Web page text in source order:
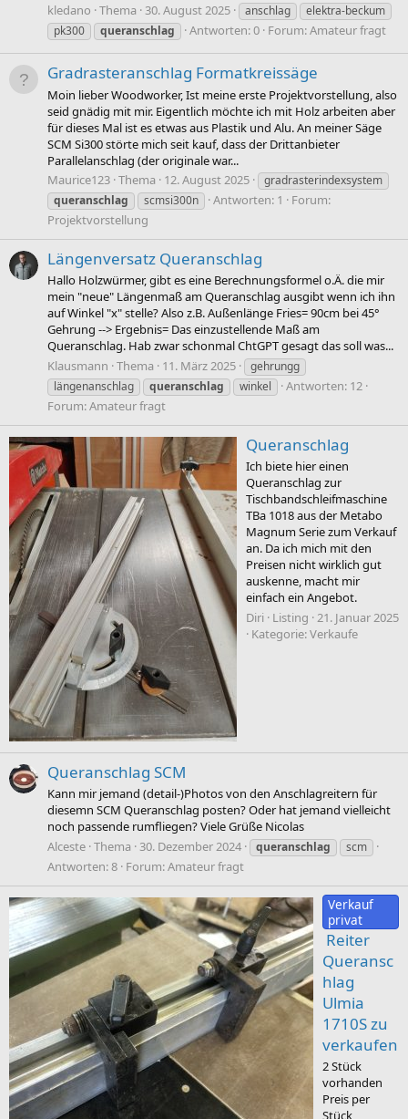
kledano Thema 30. August 2025 anschlag
elektra-beckum
pk300
queranschlag Antworten: 0 Forum:Amateur fragt
Gradrasteranschlag Formatkreissäge
Moin lieber Woodworker, Ist meine erste Projektvorstellung, also
seid gnädig mit mir. Eigentlich möchte ich mit Holz arbeiten aber
für dieses Mal ist es etwas aus Plastik und Alu. An meiner Säge
SCM Si300 störte mich seit kauf, dass der Drittanbieter
Parallelanschlag (der originale war...
Maurice123 Thema 12. August 2025
gradrasterindexsystem
queranschlag
scmsi300n Antworten: 1
Forum:
Projektvorstellung
Längenversatz Queranschlag
Hallo Holzwürmer, gibt es eine Berechnungsformel o.Ä. die mir
mein "neue" Längenmaß am Queranschlag ausgibt wenn ich ihn
auf Winkel "x" stelle? Also z.B. Außenlänge Fries= 90cm bei 45°
Gehrung --> Ergebnis= Das einzustellende Maß am
Queranschlag. Hab zwar schonmal ChtGPT gesagt das soll was...
Klausmann Thema 11. März 2025
gehrungg
längenanschlag
queranschlag winkel
Antworten: 12
Forum:Amateur fragt
Queranschlag
Ich biete hier einen
Queranschlag zur
Tischbandschleifmaschine
TBa 1018 aus der Metabo
Magnum Serie zum Verkauf
an. Da ich mich mit den
Preisen nicht wirklich gut
auskenne, macht mir
einfach ein Angebot.
Diri Listing
21. Januar 2025
Kategorie:Verkaufe
Queranschlag SCM
Kann mir jemand (detail-)Photos von den Anschlagreitern für
diesemn SCM Queranschlag posten? Oder hat jemand vielleicht
noch passende rumfliegen? Viele Grüße Nicolas
Alceste Thema 30. Dezember 2024 queranschlag scm
Antworten: 8 Forum:Amateur fragt
Verkauf
privat
Reiter
Queransc
hlag
Ulmia
1710S zu
verkaufen
2 Stück
vorhanden
Preis per
Stück